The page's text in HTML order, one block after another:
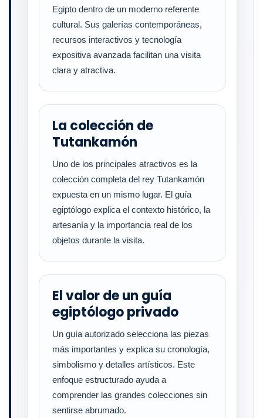
Egipto dentro de un moderno referente
cultural. Sus galerías contemporáneas,
recursos interactivos y tecnología
expositiva avanzada facilitan una visita
clara y atractiva.
La colección de
Tutankamón
Uno de los principales atractivos es la
colección completa del rey Tutankamón
expuesta en un mismo lugar. El guía
egiptólogo explica el contexto histórico, la
artesanía y la importancia real de los
objetos durante la visita.
El valor de un guía
egiptólogo privado
Un guía autorizado selecciona las piezas
más importantes y explica su cronología,
simbolismo y detalles artísticos. Este
enfoque estructurado ayuda a
comprender las grandes colecciones sin
sentirse abrumado.